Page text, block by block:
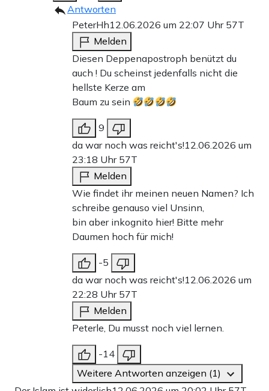
Antworten
PeterHh12.06.2026 um 22:07 Uhr 57T
Melden
Diesen Deppenapostroph benützt du
auch ! Du scheinst jedenfalls nicht die
hellste Kerze am
Baum zu sein
9
da war noch was reicht's!12.06.2026 um
23:18 Uhr 57T
Melden
Wie findet ihr meinen neuen Namen? Ich
schreibe genauso viel Unsinn,
bin aber inkognito hier! Bitte mehr
Daumen hoch für mich!
-5
da war noch was reicht's!12.06.2026 um
22:28 Uhr 57T
Melden
Peterle, Du musst noch viel lernen.
-14
Weitere Antworten anzeigen (1)